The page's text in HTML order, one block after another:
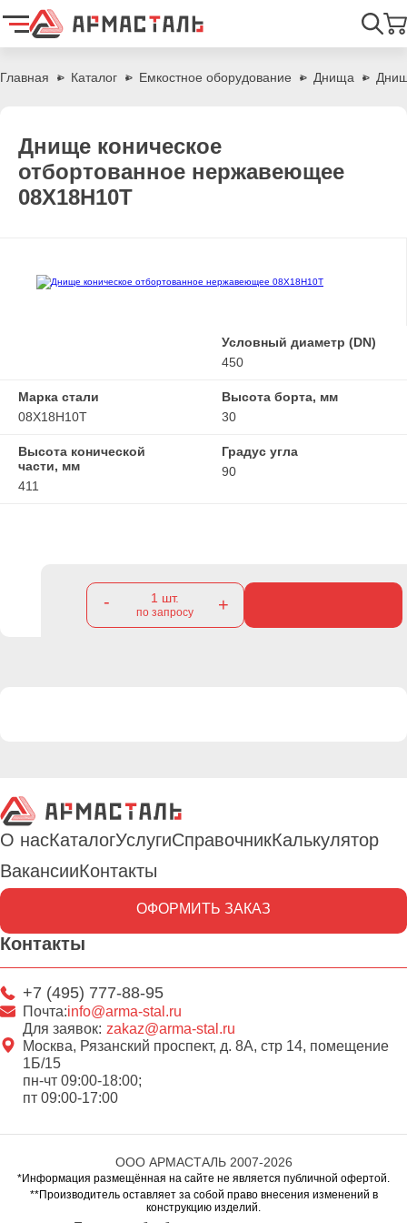
Главная
Каталог Емкостное оборудование Днища
Днище коническое
отбортованное нержавеющее
08Х18Н10Т
Условный диаметр (DN)
450
Марка стали
08Х18Н10Т
Высота борта, мм
30
Высота конической
части, мм
411
Градус угла
90
- 1 шт.
по запросу +
О насКаталогУслугиСправочникКалькулятор
ВакансииКонтакты
ОФОРМИТЬ ЗАКАЗ
Контакты
+7 (495) 777-88-95
Почта:info@arma-stal.ru
Для заявок: zakaz@arma-stal.ru
Москва, Рязанский проспект, д. 8А, стр 14, помещение
1Б/15
пн-чт 09:00-18:00;
пт 09:00-17:00
ООО АРМАСТАЛЬ 2007-2026
*Информация размещённая на сайте не является публичной офертой.
**Производитель оставляет за собой право внесения изменений в
конструкцию изделий.